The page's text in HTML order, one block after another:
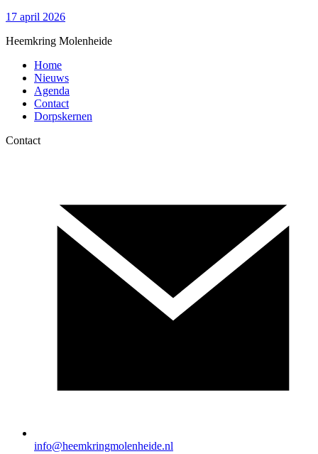
17 april 2026
Heemkring Molenheide
Home
Nieuws
Agenda
Contact
Dorpskernen
Contact
info@heemkringmolenheide.nl